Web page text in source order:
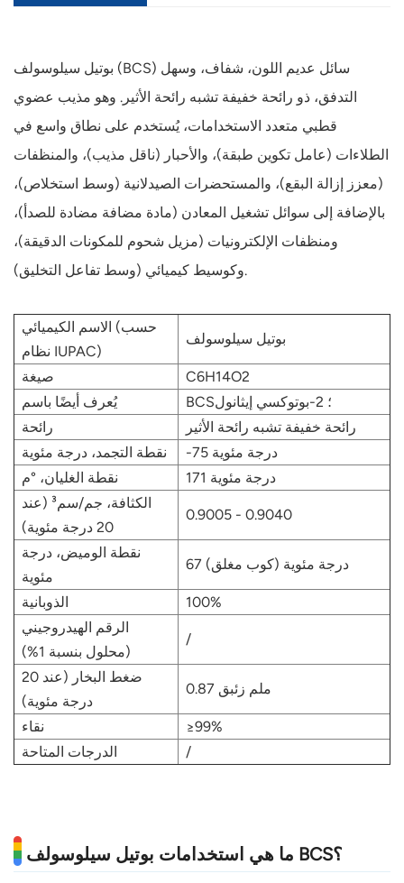
بوتيل سيلوسولف (BCS) سائل عديم اللون، شفاف، وسهل
التدفق، ذو رائحة خفيفة تشبه رائحة الأثير. وهو مذيب عضوي
قطبي متعدد الاستخدامات، يُستخدم على نطاق واسع في
الطلاءات (عامل تكوين طبقة)، والأحبار (ناقل مذيب)، والمنظفات
(معزز إزالة البقع)، ​​والمستحضرات الصيدلانية (وسط استخلاص)،
بالإضافة إلى سوائل تشغيل المعادن (مادة مضافة مضادة للصدأ)،
ومنظفات الإلكترونيات (مزيل شحوم للمكونات الدقيقة)،
وكوسيط كيميائي (وسط تفاعل التخليق).
الاسم الكيميائي (حسب
نظام IUPAC)
بوتيل سيلوسولف
صيغة
C6H14O2
يُعرف أيضًا باسم
BCS؛ 2-بوتوكسي إيثانول
رائحة
رائحة خفيفة تشبه رائحة الأثير
نقطة التجمد، درجة مئوية
-75 درجة مئوية
نقطة الغليان، °م
171 درجة مئوية
الكثافة، جم/سم³ (عند
20 درجة مئوية)
0.9005 - 0.9040
نقطة الوميض، درجة
مئوية
67 درجة مئوية (كوب مغلق)
الذوبانية
100%
الرقم الهيدروجيني
(محلول بنسبة 1%)
/
ضغط البخار (عند 20
درجة مئوية)
0.87 ملم زئبق
نقاء
≥99%
الدرجات المتاحة
/
ما هي استخدامات بوتيل سيلوسولف BCS؟